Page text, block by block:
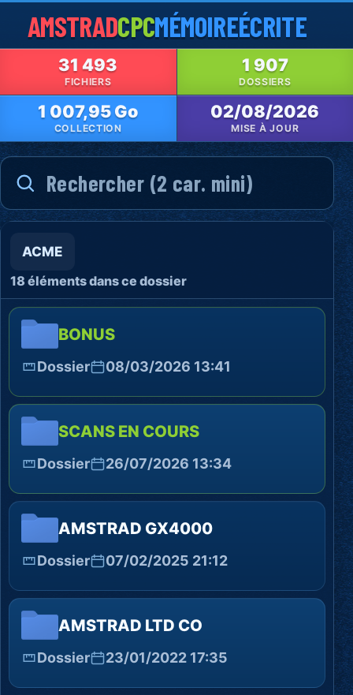
AMSTRADCPCMÉMOIREÉCRITE
31 493
FICHIERS
1 907
DOSSIERS
1 007,95 Go
COLLECTION
02/08/2026
MISE À JOUR
ACME
18 éléments dans ce dossier
BONUS
Dossier 08/03/2026 13:41
SCANS EN COURS
Dossier 26/07/2026 13:34
AMSTRAD GX4000
Dossier 07/02/2025 21:12
AMSTRAD LTD CO
Dossier 23/01/2022 17:35